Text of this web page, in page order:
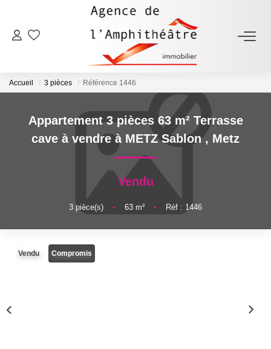
ACHETER
LOUER
ESTIMER
FAIRE GÉRER
NOTRE AGENCE
Accueil 3 pièces Référence 1446
Appartement 3 pièces 63 m² Terrasse
cave à vendre à METZ Sablon, Metz
Vendu
3 pièce(s) • 63 m² • Réf : 1446
Vendu Compromis